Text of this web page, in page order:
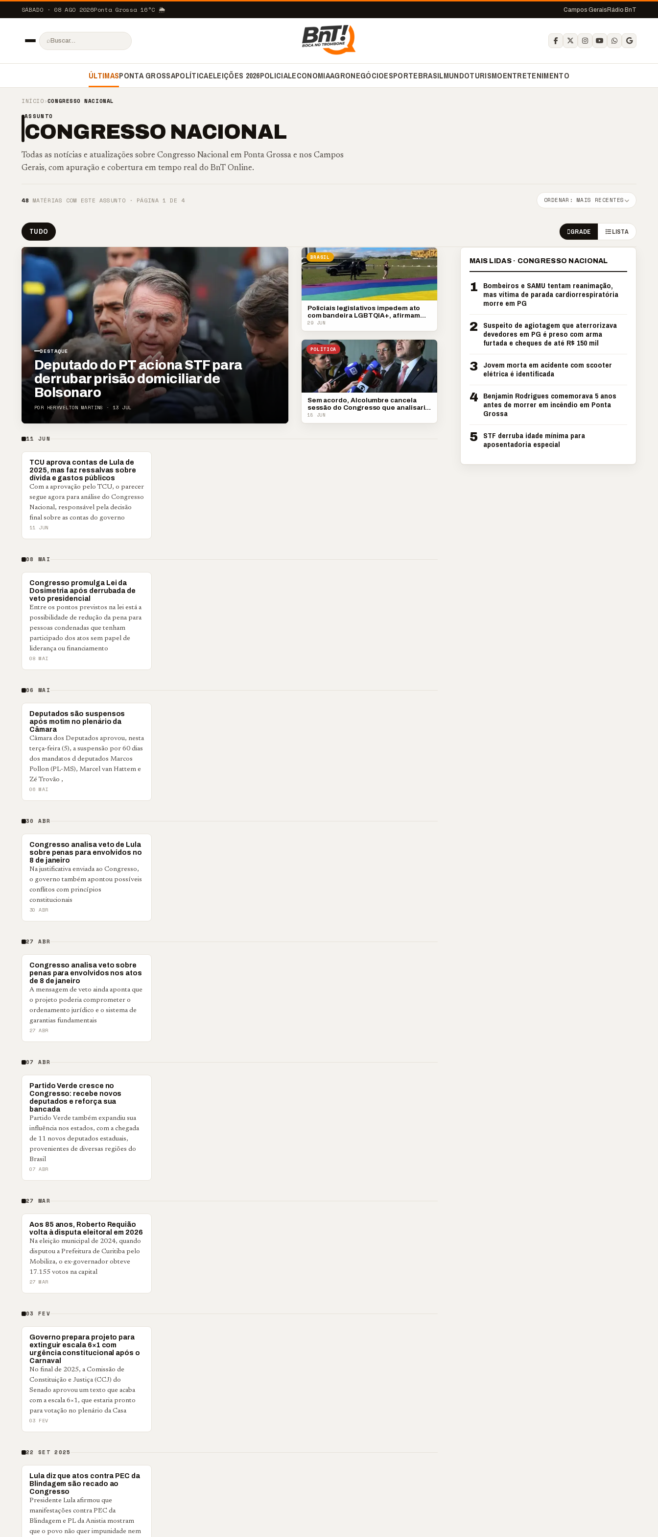
SÁBADO · 08 AGO 2026Ponta Grossa 16°C 🌦️ Campos Gerais Rádio BnT
⌕
ÚLTIMASPONTA GROSSAPOLÍTICAELEIÇÕES 2026POLICIALECONOMIAAGRONEGÓCIOESPORTEBRASILMUNDOTURISMOENTRETENIMENTO
INÍCIO›CONGRESSO NACIONAL
ASSUNTO
CONGRESSO NACIONAL
Todas as notícias e atualizações sobre Congresso Nacional em Ponta Grossa e nos Campos
Gerais, com apuração e cobertura em tempo real do BnT Online.
48 MATÉRIAS COM ESTE ASSUNTO · PÁGINA 1 DE 4 ORDENAR: MAIS RECENTES
TUDO GRADE LISTA
DESTAQUE
Deputado do PT aciona STF para
derrubar prisão domiciliar de
Bolsonaro
POR HERYVELTON MARTINS · 13 JUL
BRASIL
Policiais legislativos impedem ato
com bandeira LGBTQIA+, afirmam
manifestantes
29 JUN
POLÍTICA
Sem acordo, Alcolumbre cancela
sessão do Congresso que analisaria
vetos presidenciais
18 JUN
11 JUN
BRASIL
TCU aprova contas de Lula de
2025, mas faz ressalvas sobre
dívida e gastos públicos
Com a aprovação pelo TCU, o parecer
segue agora para análise do Congresso
Nacional, responsável pela decisão
final sobre as contas do governo
11 JUN
08 MAI
POLÍTICA
Congresso promulga Lei da
Dosimetria após derrubada de
veto presidencial
Entre os pontos previstos na lei está a
possibilidade de redução da pena para
pessoas condenadas que tenham
participado dos atos sem papel de
liderança ou financiamento
08 MAI
06 MAI
POLÍTICA
Deputados são suspensos
após motim no plenário da
Câmara
Câmara dos Deputados aprovou, nesta
terça-feira (5), a suspensão por 60 dias
dos mandatos d deputados Marcos
Pollon (PL-MS), Marcel van Hattem e
Zé Trovão ,
06 MAI
30 ABR
POLÍTICA
Congresso analisa veto de Lula
sobre penas para envolvidos no
8 de janeiro
Na justificativa enviada ao Congresso,
o governo também apontou possíveis
conflitos com princípios
constitucionais
30 ABR
27 ABR
POLÍTICA
Congresso analisa veto sobre
penas para envolvidos nos atos
de 8 de janeiro
A mensagem de veto ainda aponta que
o projeto poderia comprometer o
ordenamento jurídico e o sistema de
garantias fundamentais
27 ABR
07 ABR
POLÍTICA
Partido Verde cresce no
Congresso: recebe novos
deputados e reforça sua
bancada
Partido Verde também expandiu sua
influência nos estados, com a chegada
de 11 novos deputados estaduais,
provenientes de diversas regiões do
Brasil
07 ABR
27 MAR
POLÍTICA
Aos 85 anos, Roberto Requião
volta à disputa eleitoral em 2026
Na eleição municipal de 2024, quando
disputou a Prefeitura de Curitiba pelo
Mobiliza, o ex-governador obteve
17.155 votos na capital
27 MAR
03 FEV
POLÍTICA
Governo prepara projeto para
extinguir escala 6×1 com
urgência constitucional após o
Carnaval
No final de 2025, a Comissão de
Constituição e Justiça (CCJ) do
Senado aprovou um texto que acaba
com a escala 6×1, que estaria pronto
para votação no plenário da Casa
03 FEV
22 SET 2025
POLÍTICA
Lula diz que atos contra PEC da
Blindagem são recado ao
Congresso
Presidente Lula afirmou que
manifestações contra PEC da
Blindagem e PL da Anistia mostram
que o povo não quer impunidade nem
MAIS LIDAS · CONGRESSO NACIONAL
1
Bombeiros e SAMU tentam reanimação,
mas vítima de parada cardiorrespiratória
morre em PG
2
Suspeito de agiotagem que aterrorizava
devedores em PG é preso com arma
furtada e cheques de até R$ 150 mil
3 Jovem morta em acidente com scooter
elétrica é identificada
4 Benjamin Rodrigues comemorava 5 anos
antes de morrer em incêndio em Ponta
Grossa
5 STF derruba idade mínima para
aposentadoria especial